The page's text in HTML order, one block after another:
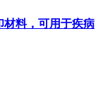
材料，可用于疾病